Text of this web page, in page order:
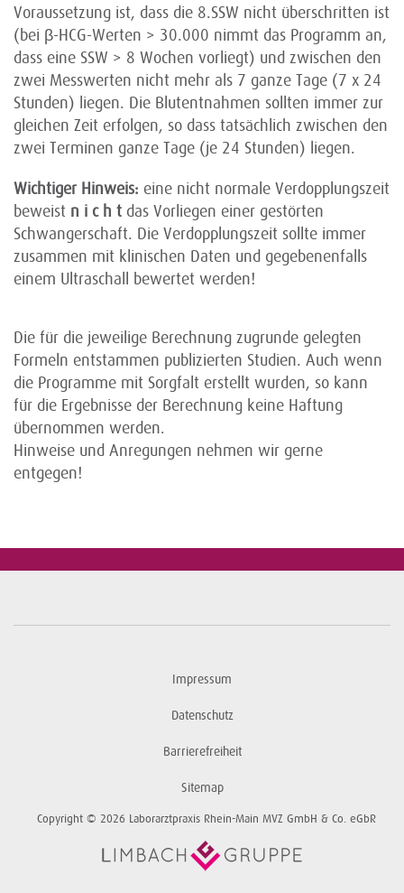
Voraussetzung ist, dass die 8.SSW nicht überschritten ist
(bei β-HCG-Werten > 30.000 nimmt das Programm an,
dass eine SSW > 8 Wochen vorliegt) und zwischen den
zwei Messwerten nicht mehr als 7 ganze Tage (7 x 24
Stunden) liegen. Die Blutentnahmen sollten immer zur
gleichen Zeit erfolgen, so dass tatsächlich zwischen den
zwei Terminen ganze Tage (je 24 Stunden) liegen.
Wichtiger Hinweis: eine nicht normale Verdopplungszeit
beweist n i c h t das Vorliegen einer gestörten
Schwangerschaft. Die Verdopplungszeit sollte immer
zusammen mit klinischen Daten und gegebenenfalls
einem Ultraschall bewertet werden!
Die für die jeweilige Berechnung zugrunde gelegten
Formeln entstammen publizierten Studien. Auch wenn
die Programme mit Sorgfalt erstellt wurden, so kann
für die Ergebnisse der Berechnung keine Haftung
übernommen werden.
Hinweise und Anregungen nehmen wir gerne
entgegen!
Impressum
Datenschutz
Barrierefreiheit
Sitemap
Copyright © 2026 Laborarztpraxis Rhein-Main MVZ GmbH & Co. eGbR